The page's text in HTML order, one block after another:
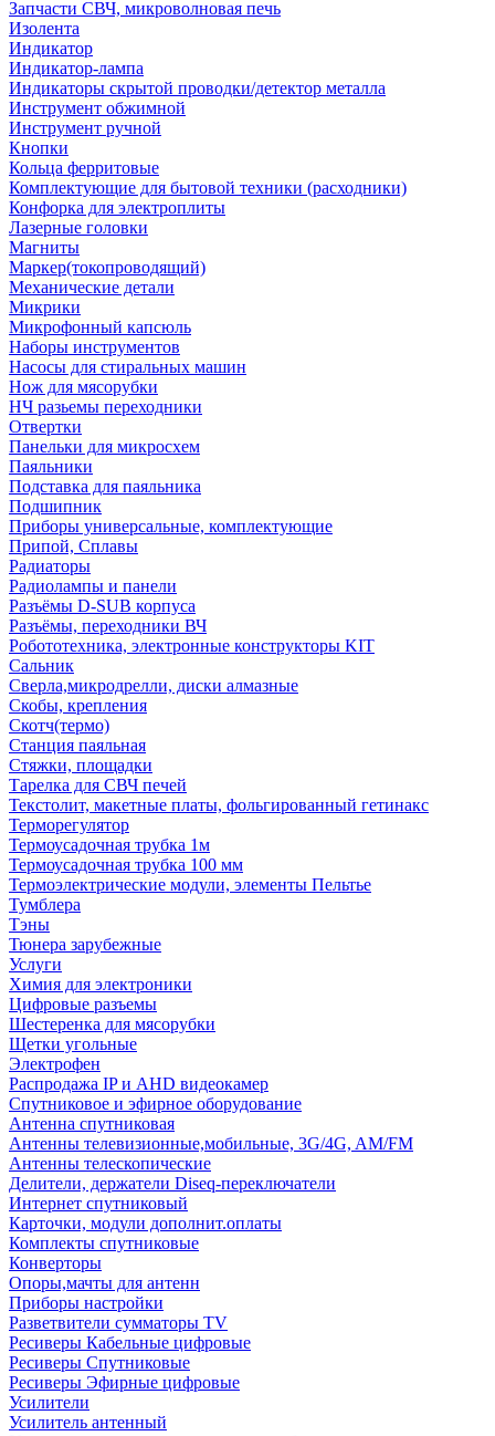
Запчасти СВЧ, микроволновая печь
Изолента
Индикатор
Индикатор-лампа
Индикаторы скрытой проводки/детектор металла
Инструмент обжимной
Инструмент ручной
Кнопки
Кольца ферритовые
Комплектующие для бытовой техники (расходники)
Конфорка для электроплиты
Лазерные головки
Магниты
Маркер(токопроводящий)
Механические детали
Микрики
Микрофонный капсюль
Наборы инструментов
Насосы для стиральных машин
Нож для мясорубки
НЧ разьемы переходники
Отвертки
Панельки для микросхем
Паяльники
Подставка для паяльника
Подшипник
Приборы универсальные, комплектующие
Припой, Сплавы
Радиаторы
Радиолампы и панели
Разъёмы D-SUB корпуса
Разъёмы, переходники ВЧ
Робототехника, электронные конструкторы KIT
Сальник
Сверла,микродрелли, диски алмазные
Скобы, крепления
Скотч(термо)
Станция паяльная
Стяжки, площадки
Тарелка для СВЧ печей
Текстолит, макетные платы, фольгированный гетинакс
Терморегулятор
Термоусадочная трубка 1м
Термоусадочная трубка 100 мм
Термоэлектрические модули, элементы Пельтье
Тумблера
Тэны
Тюнера зарубежные
Услуги
Химия для электроники
Цифровые разъемы
Шестеренка для мясорубки
Щетки угольные
Электрофен
Распродажа IP и AHD видеокамер
Спутниковое и эфирное оборудование
Антенна спутниковая
Антенны телевизионные,мобильные, 3G/4G, AM/FM
Антенны телескопические
Делители, держатели Diseq-переключатели
Интернет спутниковый
Карточки, модули дополнит.оплаты
Комплекты спутниковые
Конверторы
Опоры,мачты для антенн
Приборы настройки
Разветвители сумматоры TV
Ресиверы Кабельные цифровые
Ресиверы Спутниковые
Ресиверы Эфирные цифровые
Усилители
Усилитель антенный